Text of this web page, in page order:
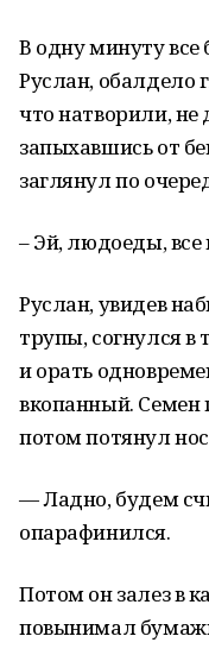
В одну минуту
Руслан, обалдело
что натворили, не
запыхавшись от
заглянул по
– Эй, людоеды,
Руслан, увидев
трупы, согнулся в
и орать
вкопанный. Семен
потом потянул
— Ладно, будем
опарафинился.
Потом он залез в
повынимал